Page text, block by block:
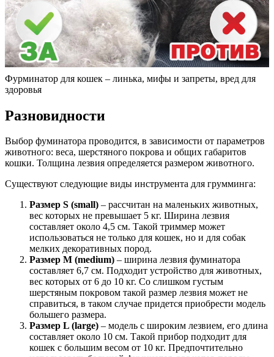
Фурминатор для кошек – линька, мифы и запреты, вред для
здоровья
Разновидности
Выбор фуминатора проводится, в зависимости от параметров
животного: веса, шерстяного покрова и общих габаритов
кошки. Толщина лезвия определяется размером животного.
Существуют следующие виды инструмента для грумминга:
Размер S (small) – рассчитан на маленьких животных,
вес которых не превышает 5 кг. Ширина лезвия
составляет около 4,5 см. Такой триммер может
использоваться не только для кошек, но и для собак
мелких декоративных пород.
Размер M (medium) – ширина лезвия фуминатора
составляет 6,7 см. Подходит устройство для животных,
вес которых от 6 до 10 кг. Со слишком густым
шерстяным покровом такой размер лезвия может не
справиться, в таком случае придется приобрести модель
большего размера.
Размер L (large) – модель с широким лезвием, его длина
составляет около 10 см. Такой прибор подходит для
кошек с большим весом от 10 кг. Предпочтительно